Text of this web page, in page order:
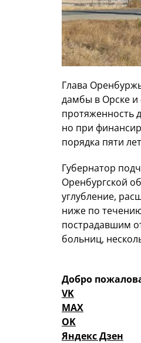
Глава
дамбы в Орске и
протяженность
но при
порядка пяти
Губернатор
Оренбургской
углубление,
ниже по
пострадавшим
больниц,
Добро
VK
MAX
OK
Яндекс Дзен